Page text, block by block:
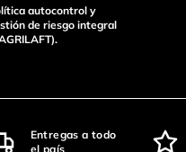
autocontrol y
de riesgo integral
Entregas a todo
el país